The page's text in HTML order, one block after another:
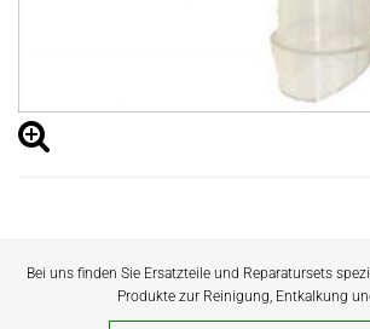
Bei uns finden Sie Ersatzteile und Reparatursets
Produkte zur Reinigung, Entkalkung